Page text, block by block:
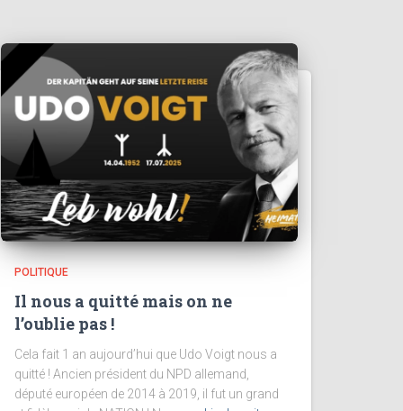
POLITIQUE
Il nous a quitté mais on ne
l’oublie pas !
Cela fait 1 an aujourd’hui que Udo Voigt nous a
quitté ! Ancien président du NPD allemand,
député européen de 2014 à 2019, il fut un grand